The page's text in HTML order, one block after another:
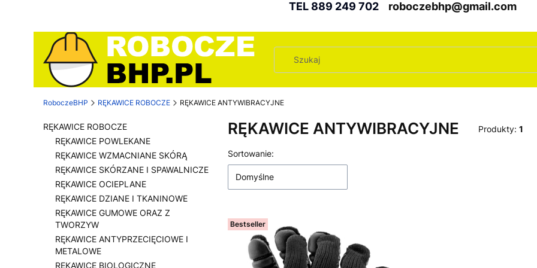
TEL 889 249 702 roboczebhp@gmail.com
RoboczeBHP RĘKAWICE ROBOCZE RĘKAWICE ANTYWIBRACYJNE
RĘKAWICE ROBOCZE
RĘKAWICE POWLEKANE
RĘKAWICE WZMACNIANE SKÓRĄ
RĘKAWICE SKÓRZANE I SPAWALNICZE
RĘKAWICE OCIEPLANE
RĘKAWICE DZIANE I TKANINOWE
RĘKAWICE GUMOWE ORAZ Z
TWORZYW
RĘKAWICE ANTYPRZECIĘCIOWE I
METALOWE
RĘKAWICE BIOLOGICZNE
RĘKAWICE ANTYWIBRACYJNE Produkty: 1
Lista produktów
Sortowanie:
Domyślne
Bestseller